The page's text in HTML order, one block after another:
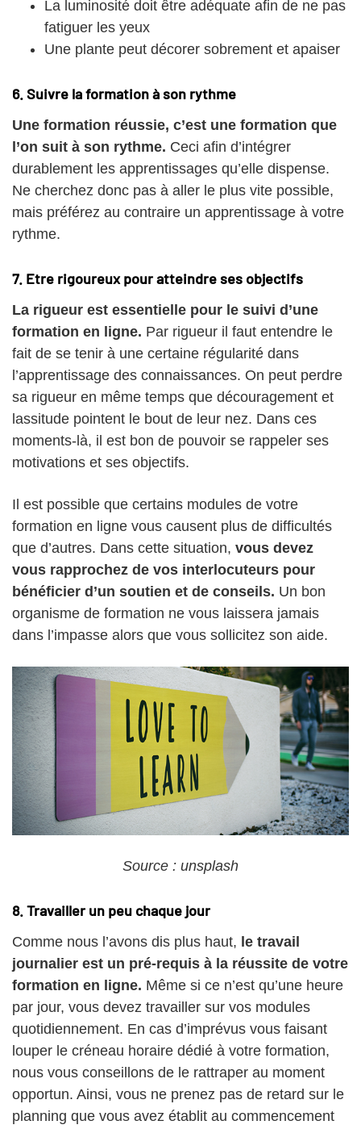
La luminosité doit être adéquate afin de ne pas
fatiguer les yeux
Une plante peut décorer sobrement et apaiser
6. Suivre la formation à son rythme
Une formation réussie, c’est une formation que
l’on suit à son rythme. Ceci afin d’intégrer
durablement les apprentissages qu’elle dispense.
Ne cherchez donc pas à aller le plus vite possible,
mais préférez au contraire un apprentissage à votre
rythme.
7. Etre rigoureux pour atteindre ses objectifs
La rigueur est essentielle pour le suivi d’une
formation en ligne. Par rigueur il faut entendre le
fait de se tenir à une certaine régularité dans
l’apprentissage des connaissances. On peut perdre
sa rigueur en même temps que découragement et
lassitude pointent le bout de leur nez. Dans ces
moments-là, il est bon de pouvoir se rappeler ses
motivations et ses objectifs.
Il est possible que certains modules de votre
formation en ligne vous causent plus de difficultés
que d’autres. Dans cette situation, vous devez
vous rapprochez de vos interlocuteurs pour
bénéficier d’un soutien et de conseils. Un bon
organisme de formation ne vous laissera jamais
dans l’impasse alors que vous sollicitez son aide.
Source : unsplash
8. Travailler un peu chaque jour
Comme nous l’avons dis plus haut, le travail
journalier est un pré-requis à la réussite de votre
formation en ligne. Même si ce n’est qu’une heure
par jour, vous devez travailler sur vos modules
quotidiennement. En cas d’imprévus vous faisant
louper le créneau horaire dédié à votre formation,
nous vous conseillons de le rattraper au moment
opportun. Ainsi, vous ne prenez pas de retard sur le
planning que vous avez établit au commencement